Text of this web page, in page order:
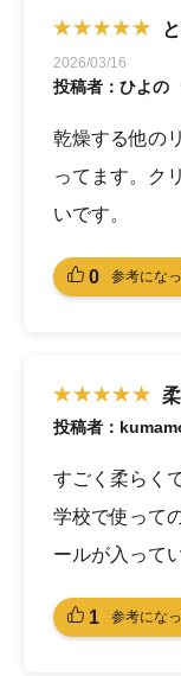
2026/03/16
投稿者：ひよの
乾燥する他の
ってます。ク
いです。
0 参考になっ
投稿者：
すごく柔らく
学校で使って
ールが入って
1 参考になっ